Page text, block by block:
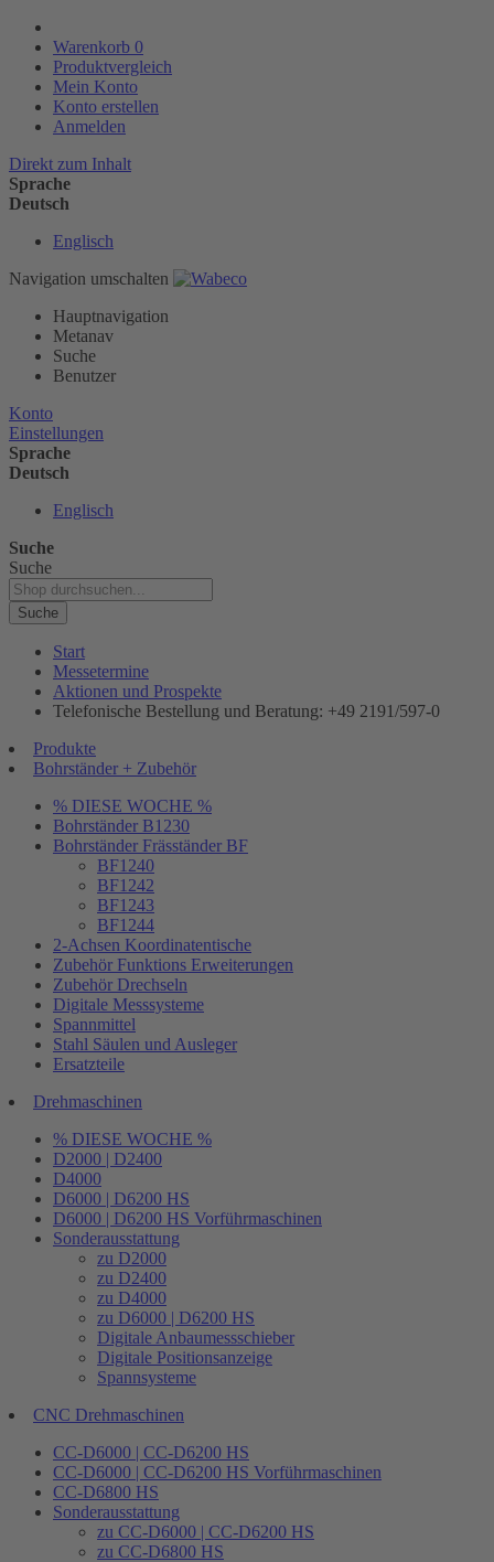
Warenkorb 0
Produktvergleich
Mein Konto
Konto erstellen
Anmelden
Direkt zum Inhalt
Sprache
Deutsch
Englisch
Navigation umschalten
Hauptnavigation
Metanav
Suche
Benutzer
Konto
Einstellungen
Sprache
Deutsch
Englisch
Suche
Suche
Suche
Start
Messetermine
Aktionen und Prospekte
Telefonische Bestellung und Beratung: +49 2191/597-0
Produkte
Bohrständer + Zubehör
% DIESE WOCHE %
Bohrständer B1230
Bohrständer Fräsständer BF
BF1240
BF1242
BF1243
BF1244
2-Achsen Koordinatentische
Zubehör Funktions Erweiterungen
Zubehör Drechseln
Digitale Messsysteme
Spannmittel
Stahl Säulen und Ausleger
Ersatzteile
Drehmaschinen
% DIESE WOCHE %
D2000 | D2400
D4000
D6000 | D6200 HS
D6000 | D6200 HS Vorführmaschinen
Sonderausstattung
zu D2000
zu D2400
zu D4000
zu D6000 | D6200 HS
Digitale Anbaumessschieber
Digitale Positionsanzeige
Spannsysteme
CNC Drehmaschinen
CC-D6000 | CC-D6200 HS
CC-D6000 | CC-D6200 HS Vorführmaschinen
CC-D6800 HS
Sonderausstattung
zu CC-D6000 | CC-D6200 HS
zu CC-D6800 HS